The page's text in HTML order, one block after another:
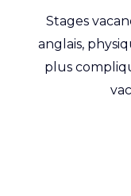
Stages
anglais,
plus